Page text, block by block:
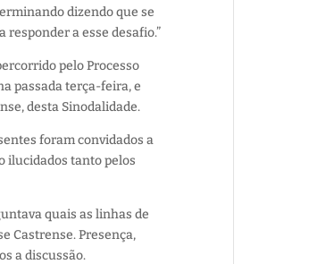
dizendo que se
responder a esse desafio.”
pelo Processo
passada terça-feira, e
desta Sinodalidade.
foram convidados a
ilucidados tanto pelos
quais as linhas de
Castrense. Presença,
a discussão.